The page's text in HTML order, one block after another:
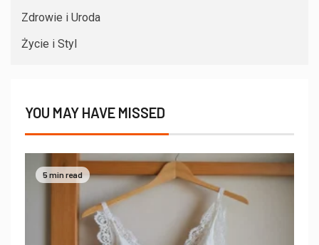
Zdrowie i Uroda
Życie i Styl
YOU MAY HAVE MISSED
5 min read